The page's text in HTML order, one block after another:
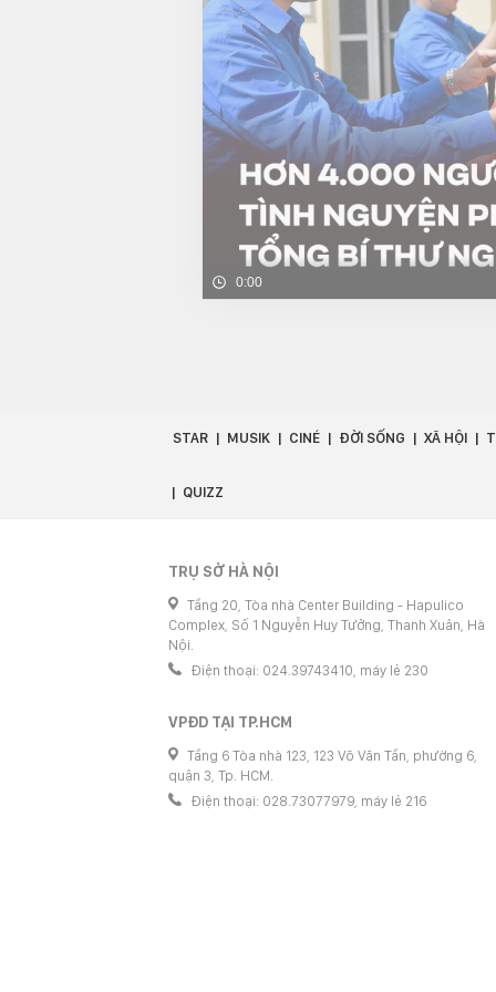
0:00
STAR MUSIK CINÉ ĐỜI SỐNG XÃ HỘI
QUIZZ
TRỤ SỞ HÀ NỘI
Tầng 20, Tòa nhà Center Building - Hapulico
Complex, Số 1 Nguyễn Huy Tưởng, Thanh Xuân, Hà
Nội.
Điện thoại: 024.39743410, máy lẻ 230
VPĐD TẠI TP.HCM
Tầng 6 Tòa nhà 123, 123 Võ Văn Tần, phường 6,
quận 3, Tp. HCM.
Điện thoại: 028.73077979, máy lẻ 216